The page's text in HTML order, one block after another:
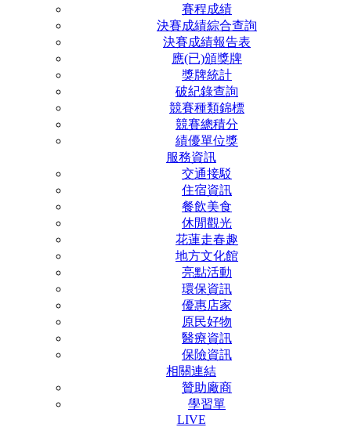
賽程成績
決賽成績綜合查詢
決賽成績報告表
應(已)頒獎牌
獎牌統計
破紀錄查詢
競賽種類錦標
競賽總積分
績優單位獎
服務資訊
交通接駁
住宿資訊
餐飲美食
休閒觀光
花蓮走春趣
地方文化館
亮點活動
環保資訊
優惠店家
原民好物
醫療資訊
保險資訊
相關連結
贊助廠商
學習單
LIVE